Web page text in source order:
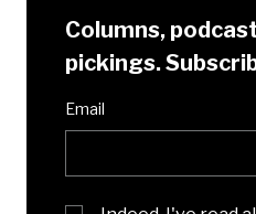
Columns,
pickings.
Email